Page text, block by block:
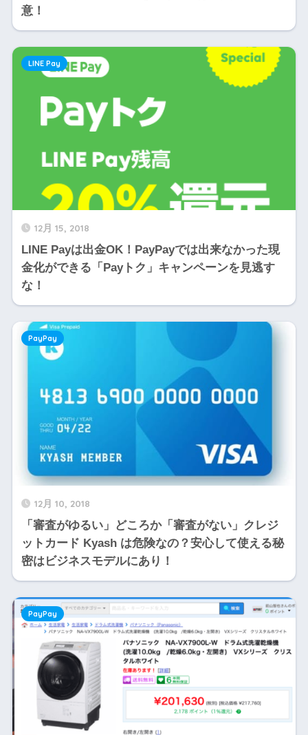
意！
12月 15, 2018
LINE Payは出金OK！PayPayでは出来なかった現
金化ができる「Payトク」キャンペーンを見逃す
な！
LINE Pay
12月 10, 2018
「審査がゆるい」どころか「審査がない」クレジ
ットカード Kyash は危険なの？安心して使える秘
密はビジネスモデルにあり！
PayPay
PayPay